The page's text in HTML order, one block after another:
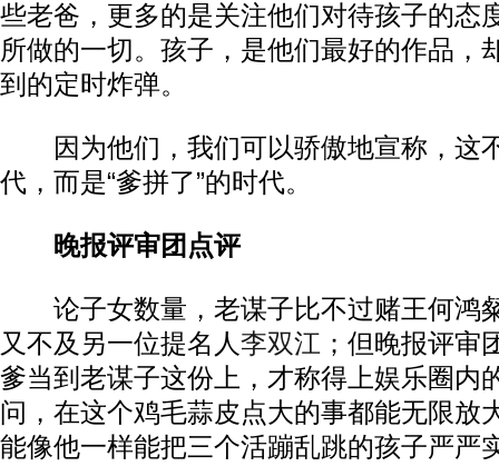
些老爸，更多的是关注他们对待孩子的态
所做的一切。孩子，是他们最好的作品，
到的定时炸弹。
因为他们，我们可以骄傲地宣称，这不
代，而是“爹拼了”的时代。
晚报评审团点评
论子女数量，老谋子比不过赌王何鸿
又不及另一位提名人李双江 ；但晚报评审
爹当到老谋子这份上，才称得上娱乐圈内
问，在这个鸡毛蒜皮点大的事都能无限放
能像他一样能把三个活蹦乱跳的孩子严严